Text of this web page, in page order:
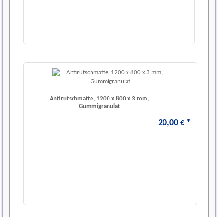
Antirutschmatte, 1200 x 800 x 3 mm,
Gummigranulat
20,00 € *